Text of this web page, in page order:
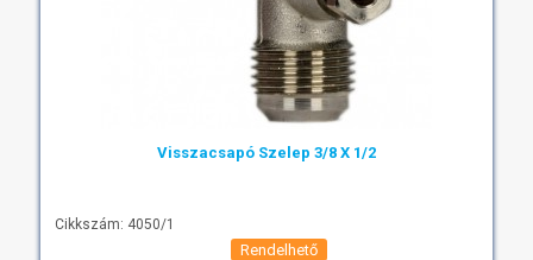
Visszacsapó Szelep 3/8 X 1/2
Cikkszám: 4050/1
Rendelhető